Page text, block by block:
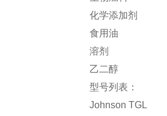
化学添加剂
食用油
溶剂
乙二醇
型号列表：
Johnson TGL